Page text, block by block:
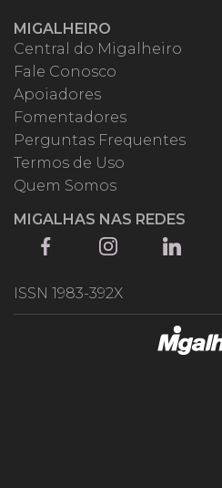
MIGALHEIRO
Central do Migalheiro
Fale Conosco
Apoiadores
Fomentadores
Perguntas Frequentes
Termos de Uso
Quem Somos
MIGALHAS NAS REDES
ISSN 1983-392X